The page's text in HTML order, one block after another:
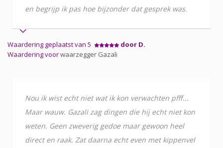
en begrijp ik pas hoe bijzonder dat gesprek was.
Waardering geplaatst van 5
door D.
Waardering voorwaarzegger Gazali
Nou ik wist echt niet wat ik kon verwachten pfff...
Maar wauw. Gazali zag dingen die hij echt niet kon
weten. Geen zweverig gedoe maar gewoon heel
direct en raak. Zat daarna echt even met kippenvel